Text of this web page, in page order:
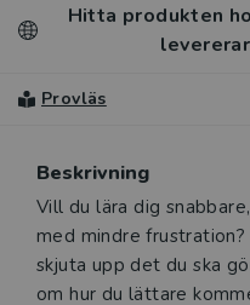
Hitta produkten
Provläs
Beskrivning
Beskrivning
Vill du lära dig
med mindre
skjuta upp det du ska
om hur du lättare